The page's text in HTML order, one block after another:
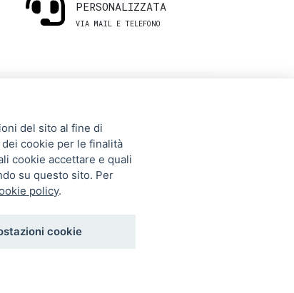
PERSONALIZZATA
VIA MAIL E TELEFONO
UTILI
Storia
Gift Card
del sito al fine di
cookie per le finalità
cookie accettare e quali
su questo sito. Per
policy.
cookie